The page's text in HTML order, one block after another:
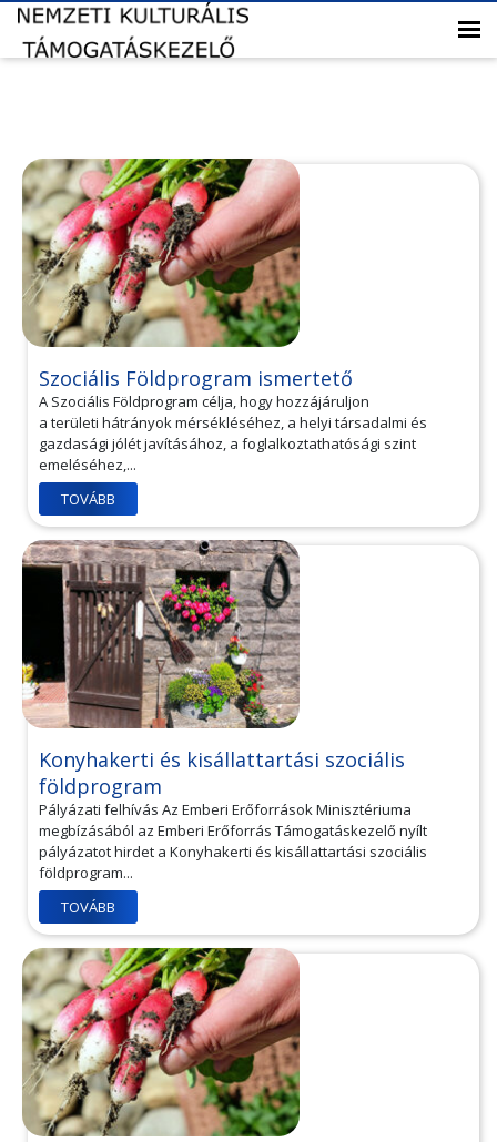
Szociális Földprogram ismertető
A Szociális Földprogram célja, hogy hozzájáruljon
a területi hátrányok mérsékléséhez, a helyi társadalmi és
gazdasági jólét javításához, a foglalkoztathatósági szint
emeléséhez,...
TOVÁBB
Konyhakerti és kisállattartási szociális
földprogram
Pályázati felhívás Az Emberi Erőforrások Minisztériuma
megbízásából az Emberi Erőforrás Támogatáskezelő nyílt
pályázatot hirdet a Konyhakerti és kisállattartási szociális
földprogram...
TOVÁBB